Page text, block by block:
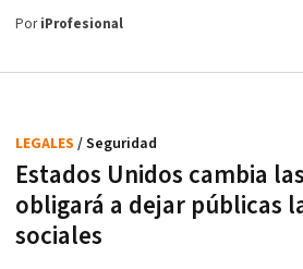
PoriProfesional
Estados Unidos cambia
obligará a dejar públicas
sociales
LEGALES / Seguridad